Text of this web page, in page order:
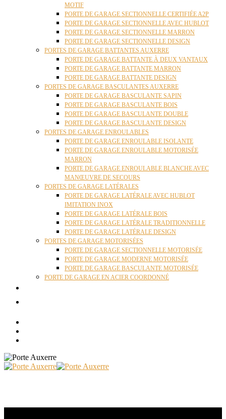
MOTIF
PORTE DE GARAGE SECTIONNELLE CERTIFIÉE A2P
PORTE DE GARAGE SECTIONNELLE AVEC HUBLOT
PORTE DE GARAGE SECTIONNELLE MARRON
PORTE DE GARAGE SECTIONNELLE DESIGN
PORTES DE GARAGE BATTANTES AUXERRE
PORTE DE GARAGE BATTANTE À DEUX VANTAUX
PORTE DE GARAGE BATTANTE MARRON
PORTE DE GARAGE BATTANTE DESIGN
PORTES DE GARAGE BASCULANTES AUXERRE
PORTE DE GARAGE BASCULANTE SAPIN
PORTE DE GARAGE BASCULANTE BOIS
PORTE DE GARAGE BASCULANTE DOUBLE
PORTE DE GARAGE BASCULANTE DESIGN
PORTES DE GARAGE ENROULABLES
PORTE DE GARAGE ENROULABLE ISOLANTE
PORTE DE GARAGE ENROULABLE MOTORISÉE
MARRON
PORTE DE GARAGE ENROULABLE BLANCHE AVEC
MANŒUVRE DE SECOURS
PORTES DE GARAGE LATÉRALES
PORTE DE GARAGE LATÉRALE AVEC HUBLOT
IMITATION INOX
PORTE DE GARAGE LATÉRALE BOIS
PORTE DE GARAGE LATÉRALE TRADITIONNELLE
PORTE DE GARAGE LATÉRALE DESIGN
PORTES DE GARAGE MOTORISÉES
PORTE DE GARAGE SECTIONNELLE MOTORISÉE
PORTE DE GARAGE MODERNE MOTORISÉE
PORTE DE GARAGE BASCULANTE MOTORISÉE
PORTE DE GARAGE EN ACIER COORDONNÉ